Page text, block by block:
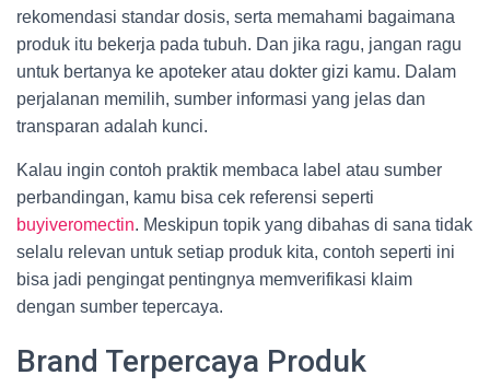
rekomendasi standar dosis, serta memahami bagaimana
produk itu bekerja pada tubuh. Dan jika ragu, jangan ragu
untuk bertanya ke apoteker atau dokter gizi kamu. Dalam
perjalanan memilih, sumber informasi yang jelas dan
transparan adalah kunci.
Kalau ingin contoh praktik membaca label atau sumber
perbandingan, kamu bisa cek referensi seperti
buyiveromectin. Meskipun topik yang dibahas di sana tidak
selalu relevan untuk setiap produk kita, contoh seperti ini
bisa jadi pengingat pentingnya memverifikasi klaim
dengan sumber tepercaya.
Brand Terpercaya Produk